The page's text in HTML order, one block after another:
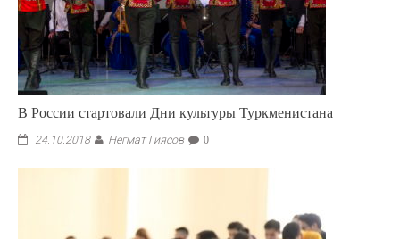
В России стартовали Дни культуры Туркменистана
24.10.2018 Негмат Гиясов 0